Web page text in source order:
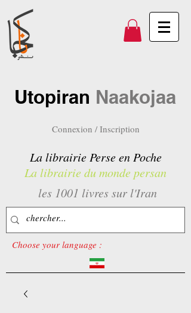
Utopiran Naakojaa
Connexion / Inscription
La librairie Perse en Poche
La librairie du monde persan
les 1001 livres sur l'Iran
Choose your language :